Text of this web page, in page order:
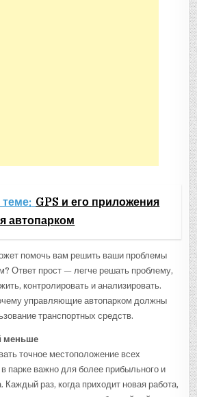
теме: GPS и его приложения
автопарком
помочь вам решить ваши проблемы
Ответ прост — легче решать проблему,
контролировать и анализировать.
управляющие автопарком должны
транспортных средств.
меньше
точное местоположение всех
парке важно для более прибыльного и
Каждый раз, когда приходит новая работа,